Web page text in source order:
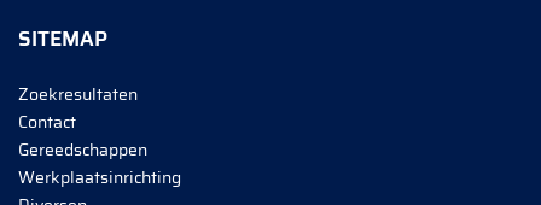
SITEMAP
Zoekresultaten
Contact
Gereedschappen
Werkplaatsinrichting